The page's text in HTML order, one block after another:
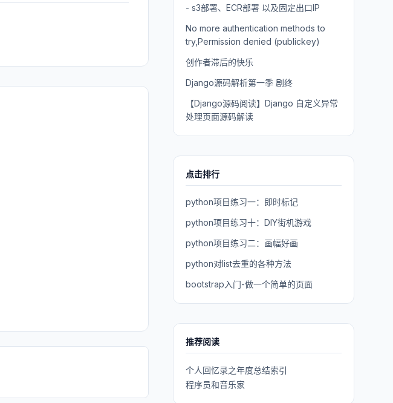
- s3部署、ECR部署 以及固定出口IP
No more authentication methods to
try,Permission denied (publickey)
创作者滞后的快乐
Django源码解析第一季 剧终
【Django源码阅读】Django 自定义异常
处理页面源码解读
点击排行
python项目练习一：即时标记
python项目练习十：DIY街机游戏
python项目练习二：画幅好画
python对list去重的各种方法
bootstrap入门-做一个简单的页面
推荐阅读
个人回忆录之年度总结索引
程序员和音乐家